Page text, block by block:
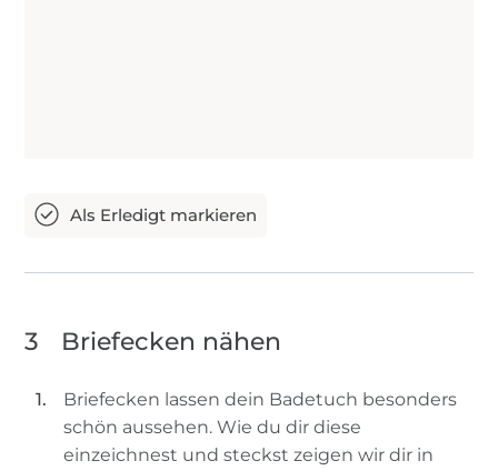
3 Briefecken nähen
Briefecken lassen dein Badetuch besonders
schön aussehen. Wie du dir diese
einzeichnest und steckst zeigen wir dir in